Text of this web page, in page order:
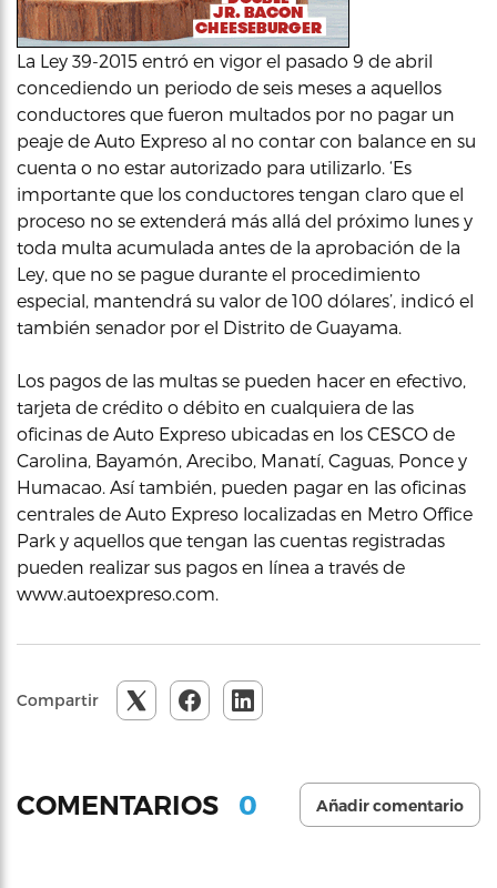
La Ley 39-2015 entró en vigor el pasado 9 de abril
concediendo un periodo de seis meses a aquellos
conductores que fueron multados por no pagar un
peaje de Auto Expreso al no contar con balance en su
cuenta o no estar autorizado para utilizarlo. ‘Es
importante que los conductores tengan claro que el
proceso no se extenderá más allá del próximo lunes y
toda multa acumulada antes de la aprobación de la
Ley, que no se pague durante el procedimiento
especial, mantendrá su valor de 100 dólares’, indicó el
también senador por el Distrito de Guayama.
Los pagos de las multas se pueden hacer en efectivo,
tarjeta de crédito o débito en cualquiera de las
oficinas de Auto Expreso ubicadas en los CESCO de
Carolina, Bayamón, Arecibo, Manatí, Caguas, Ponce y
Humacao. Así también, pueden pagar en las oficinas
centrales de Auto Expreso localizadas en Metro Office
Park y aquellos que tengan las cuentas registradas
pueden realizar sus pagos en línea a través de
www.autoexpreso.com.
Compartir
COMENTARIOS 0 Añadir comentario